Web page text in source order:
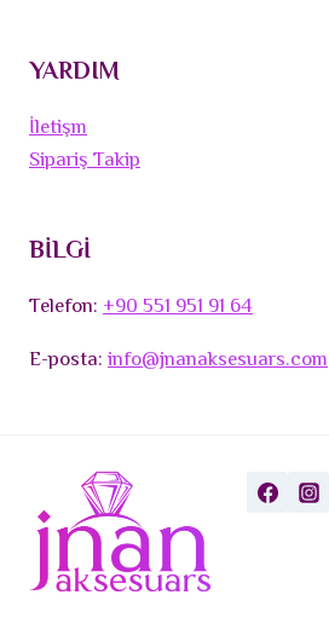
YARDIM
İletişm
Sipariş Takip
BİLGİ
Telefon:+90 551 951 91 64
E-posta:info@jnanaksesuars.com